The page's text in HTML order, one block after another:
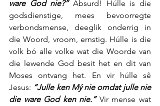
ware God nie?” Absurd! Húlle is die
godsdienstige, mees bevoorregte
verbondsmense, deeglik onderrig in
die Woord, vroom, ernstig. Húlle is die
volk bó alle volke wat die Woorde van
die lewende God besit het en dit van
Moses ontvang het. En vir húlle sê
Jesus: “Julle ken Mý nie omdat julle nie
die ware God ken nie.” Vir mense wat